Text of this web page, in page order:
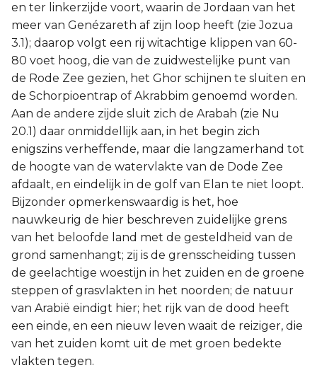
en ter linkerzijde voort, waarin de Jordaan van het
meer van Genézareth af zijn loop heeft (zie Jozua
3.1); daarop volgt een rij witachtige klippen van 60-
80 voet hoog, die van de zuidwestelijke punt van
de Rode Zee gezien, het Ghor schijnen te sluiten en
de Schorpioentrap of Akrabbim genoemd worden.
Aan de andere zijde sluit zich de Arabah (zie Nu
20.1) daar onmiddellijk aan, in het begin zich
enigszins verheffende, maar die langzamerhand tot
de hoogte van de watervlakte van de Dode Zee
afdaalt, en eindelijk in de golf van Elan te niet loopt.
Bijzonder opmerkenswaardig is het, hoe
nauwkeurig de hier beschreven zuidelijke grens
van het beloofde land met de gesteldheid van de
grond samenhangt; zij is de grensscheiding tussen
de geelachtige woestijn in het zuiden en de groene
steppen of grasvlakten in het noorden; de natuur
van Arabië eindigt hier; het rijk van de dood heeft
een einde, en een nieuw leven waait de reiziger, die
van het zuiden komt uit de met groen bedekte
vlakten tegen.